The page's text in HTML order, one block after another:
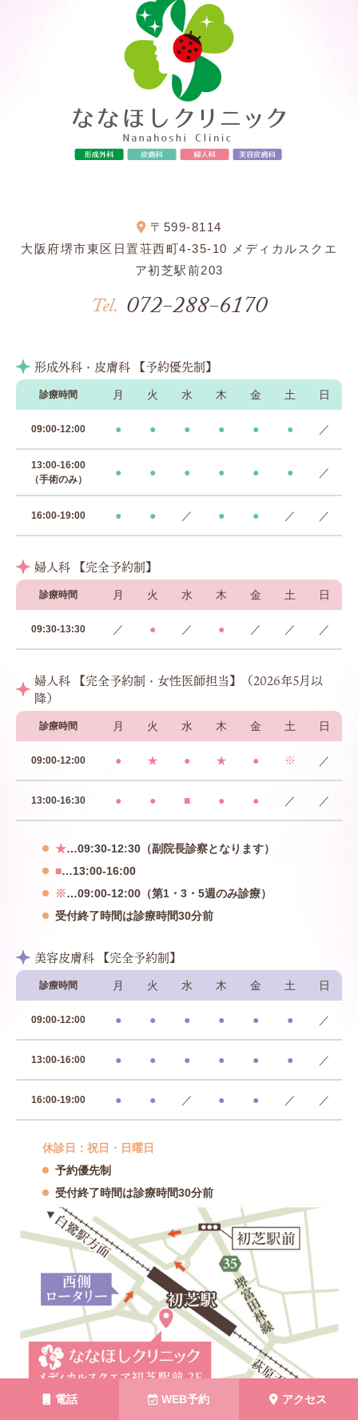
電話 WEB予約 アクセス
〒599-8114
大阪府堺市東区日置荘西町4-35-10 メディカルスクエ
ア初芝駅前203
Tel. 072-288-6170
形成外科・皮膚科 【予約優先制】
診療時間 月 火 水 木 金 土 日
09:00-12:00 ● ● ● ● ● ● ／
13:00-16:00
（手術のみ）
● ● ● ● ● ● ／
16:00-19:00 ● ● ／ ● ● ／ ／
婦人科 【完全予約制】
診療時間 月 火 水 木 金 土 日
09:30-13:30 ／ ● ／ ● ／ ／ ／
婦人科 【完全予約制・女性医師担当】（2026年5月以
降）
診療時間 月 火 水 木 金 土 日
09:00-12:00 ● ★ ● ★ ● ※ ／
13:00-16:30 ● ● ■ ● ● ／ ／
★…09:30-12:30（副院長診察となります）
■…13:00-16:00
※…09:00-12:00（第1・3・5週のみ診療）
受付終了時間は診療時間30分前
美容皮膚科 【完全予約制】
診療時間 月 火 水 木 金 土 日
09:00-12:00 ● ● ● ● ● ● ／
13:00-16:00 ● ● ● ● ● ● ／
16:00-19:00 ● ● ／ ● ● ／ ／
休診日：祝日・日曜日
予約優先制
受付終了時間は診療時間30分前